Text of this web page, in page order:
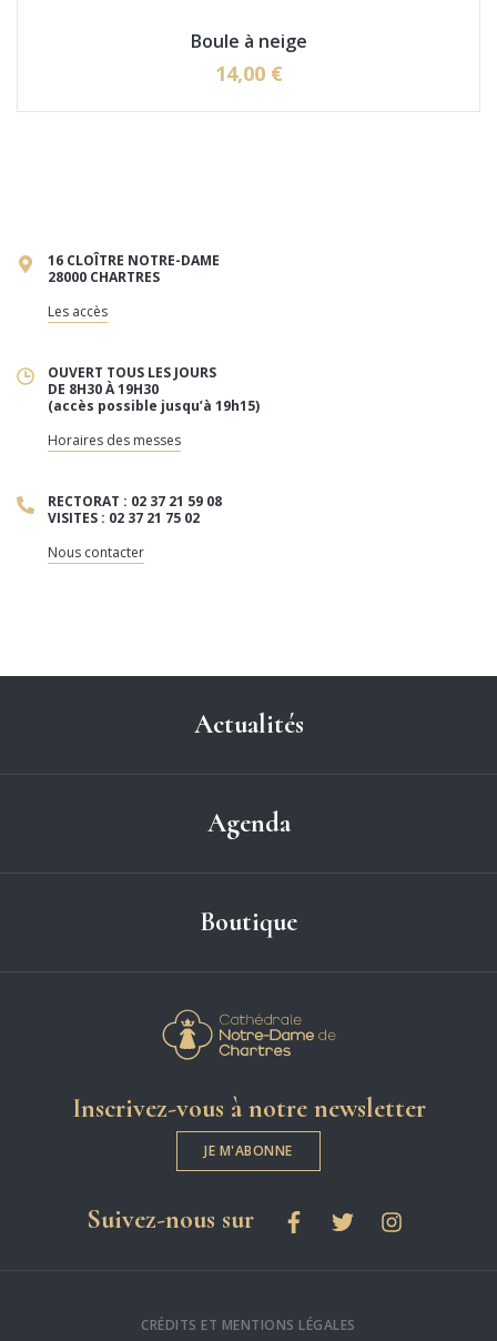
Boule à neige
14,00 €
16 CLOÎTRE NOTRE-DAME
28000 CHARTRES
Les accès
OUVERT TOUS LES JOURS
DE 8H30 À 19H30
(accès possible jusqu’à 19h15)
Horaires des messes
RECTORAT : 02 37 21 59 08
VISITES : 02 37 21 75 02
Nous contacter
Actualités
Agenda
Boutique
Inscrivez-vous à notre newsletter
JE M'ABONNE
Suivez-nous surles réseaux sociaux
FacebookTwitterInstagram
CRÉDITS ET MENTIONS LÉGALES